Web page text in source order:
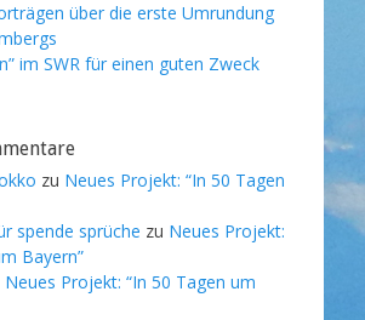
über die erste Umrundung
im SWR für einen guten Zweck
zu Neues Projekt: “In 50 Tagen
spende sprüche zu Neues Projekt:
Bayern”
Neues Projekt: “In 50 Tagen um